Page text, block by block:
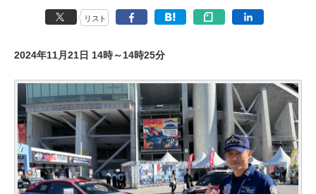
リスト
2024年11月21日 14時～14時25分